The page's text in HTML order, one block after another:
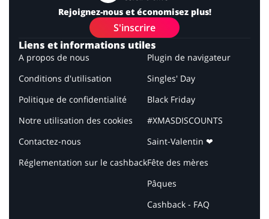
Rejoignez-nous et économisez plus!
S'inscrire
Liens et informations utiles
A propos de nous
Conditions d'utilisation
Politique de confidentialité
Notre utilisation des cookies
Contactez-nous
Réglementation sur le cashback
Plugin de navigateur
Singles' Day
Black Friday
#XMASDISCOUNTS
Saint-Valentin ❤
Fête des mères
Pâques
Cashback - FAQ